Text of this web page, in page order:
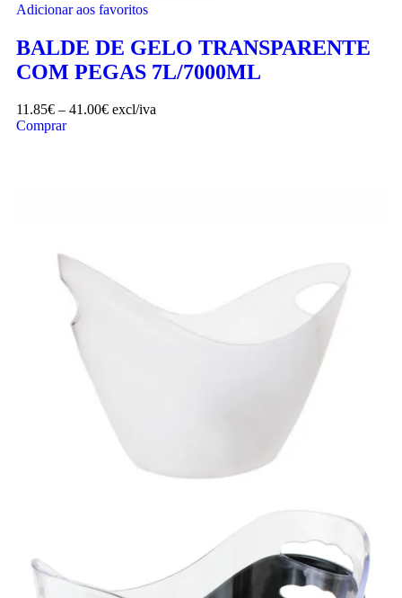
Adicionar aos favoritos
BALDE DE GELO TRANSPARENTE
COM PEGAS 7L/7000ML
11.85€ – 41.00€ excl/iva
Comprar